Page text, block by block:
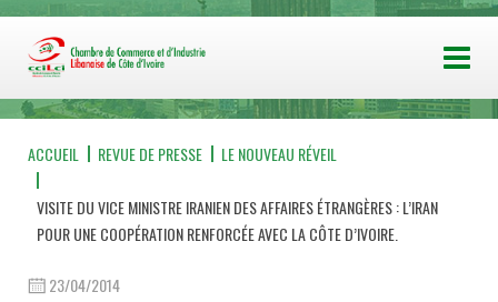
ACCUEIL REVUE DE PRESSE LE NOUVEAU RÉVEIL
VISITE DU VICE MINISTRE IRANIEN DES AFFAIRES ÉTRANGÈRES : L’IRAN
POUR UNE COOPÉRATION RENFORCÉE AVEC LA CÔTE D’IVOIRE.
23/04/2014